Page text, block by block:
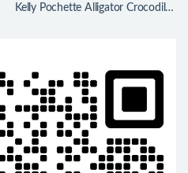
Kelly Pochette Alligator Crocodile